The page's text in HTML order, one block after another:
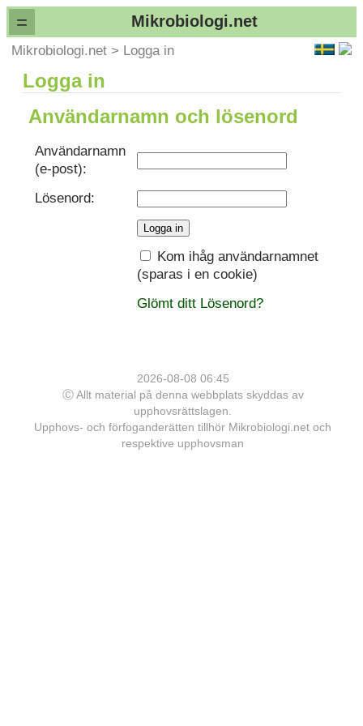
= Mikrobiologi.net
Mikrobiologi.net > Logga in
Logga in
Användarnamn och lösenord
Användarnamn
(e-post):
Lösenord:
Kom ihåg användarnamnet
(sparas i en cookie)
Glömt ditt Lösenord?
2026-08-08 06:45
Ⓒ Allt material på denna webbplats skyddas av
upphovsrättslagen.
Upphovs- och förfoganderätten tillhör Mikrobiologi.net och
respektive upphovsman